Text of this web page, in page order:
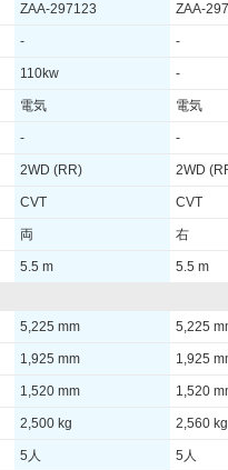
ZAA-297123 ZAA-
- -
110kw -
電気 電気
- -
2WD (RR) 2WD
CVT CVT
両 右
5.5 m 5.5 m
5,225 mm 5,225
1,925 mm 1,925
1,520 mm 1,520
2,500 kg 2,560 kg
5人 5人